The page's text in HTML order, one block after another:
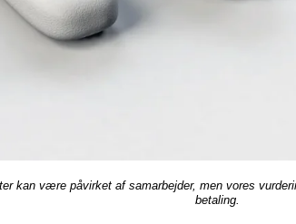
kan være påvirket af samarbejder, men vores
betaling.